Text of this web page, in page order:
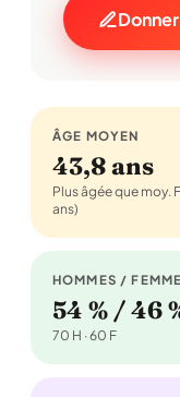
ÂGE MOYEN
43,8 ans
Plus âgée que moy.
ans)
HOMMES /
54 % / 46
70 H · 60 F